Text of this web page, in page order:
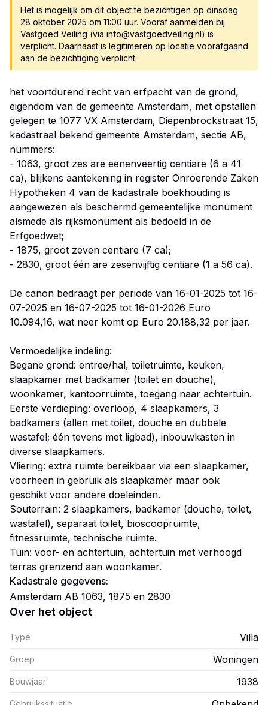
Het is mogelijk om dit object te bezichtigen op dinsdag
28 oktober 2025 om 11:00 uur. Vooraf aanmelden bij
Vastgoed Veiling (via info@vastgoedveiling.nl) is
verplicht. Daarnaast is legitimeren op locatie voorafgaand
aan de bezichtiging verplicht.
het voortdurend recht van erfpacht van de grond,
eigendom van de gemeente Amsterdam, met opstallen
gelegen te 1077 VX Amsterdam, Diepenbrockstraat 15,
kadastraal bekend gemeente Amsterdam, sectie AB,
nummers:
- 1063, groot zes are eenenveertig centiare (6 a 41
ca), blijkens aantekening in register Onroerende Zaken
Hypotheken 4 van de kadastrale boekhouding is
aangewezen als beschermd gemeentelijke monument
alsmede als rijksmonument als bedoeld in de
Erfgoedwet;
- 1875, groot zeven centiare (7 ca);
- 2830, groot één are zesenvijftig centiare (1 a 56 ca).
De canon bedraagt per periode van 16-01-2025 tot 16-
07-2025 en 16-07-2025 tot 16-01-2026 Euro
10.094,16, wat neer komt op Euro 20.188,32 per jaar.
Vermoedelijke indeling:
Begane grond: entree/hal, toiletruimte, keuken,
slaapkamer met badkamer (toilet en douche),
woonkamer, kantoorruimte, toegang naar achtertuin.
Eerste verdieping: overloop, 4 slaapkamers, 3
badkamers (allen met toilet, douche en dubbele
wastafel; één tevens met ligbad), inbouwkasten in
diverse slaapkamers.
Vliering: extra ruimte bereikbaar via een slaapkamer,
voorheen in gebruik als slaapkamer maar ook
geschikt voor andere doeleinden.
Souterrain: 2 slaapkamers, badkamer (douche, toilet,
wastafel), separaat toilet, bioscoopruimte,
fitnessruimte, technische ruimte.
Tuin: voor- en achtertuin, achtertuin met verhoogd
terras grenzend aan woonkamer.
Kadastrale gegevens:
Amsterdam AB 1063, 1875 en 2830
Over het object
Type Villa
Groep Woningen
Bouwjaar 1938